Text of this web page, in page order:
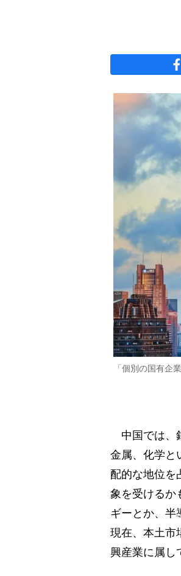
「個別の国有企
中国では、
金属、化学と
配的な地位を
象を受けるか
ギーとか、半
現在、本土市
興産業に属し